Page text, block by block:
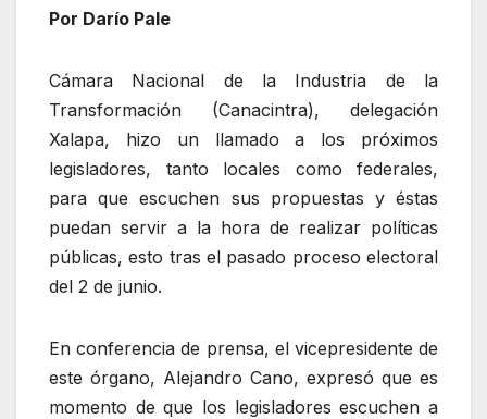
Por Darío Pale
Cámara Nacional de la Industria de la
Transformación (Canacintra), delegación
Xalapa, hizo un llamado a los próximos
legisladores, tanto locales como federales,
para que escuchen sus propuestas y éstas
puedan servir a la hora de realizar políticas
públicas, esto tras el pasado proceso electoral
del 2 de junio.
En conferencia de prensa, el vicepresidente de
este órgano, Alejandro Cano, expresó que es
momento de que los legisladores escuchen a